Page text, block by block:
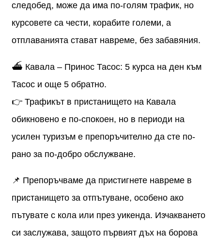
следобед, може да има по-голям трафик, но
курсовете са чести, корабите големи, а
отплаванията стават навреме, без забавяния.
⛴ Кавала – Принос Тасос: 5 курса на ден към
Тасос и още 5 обратно.
👉 Трафикът в пристанището на Кавала
обикновено е по-спокоен, но в периоди на
усилен туризъм е препоръчително да сте по-
рано за по-добро обслужване.
📌 Препоръчваме да пристигнете навреме в
пристанището за отпътуване, особено ако
пътувате с кола или през уикенда. Изчакването
си заслужава, защото първият дъх на борова